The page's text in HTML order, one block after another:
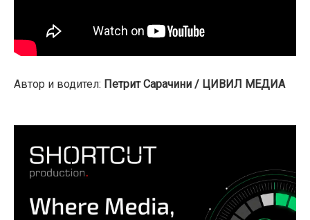
Автор и водител: Петрит Сарачини / ЦИВИЛ МЕДИА